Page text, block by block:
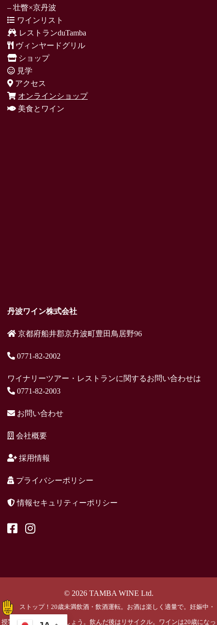
– 壮瞥×京丹波
ワインリスト
レストランduTamba
ヴィンヤードグリル
ショップ
見学
アクセス
オンラインショップ
美食とワイン
丹波ワイン株式会社
京都府船井郡京丹波町豊田鳥居野96
0771-82-2002
ワイナリーツアー・レストランに関するお問い合わせは
0771-82-2003
お問い合わせ
会社概要
採用情報
プライバシーポリシー
情報セキュリティーポリシー
© 2026 TAMBA WINE Ltd.
ストップ！20歳未満飲酒・飲酒運転。お酒は楽しく適量で。妊娠中・
授乳期の飲酒はやめましょう。飲んだ後はリサイクル。ワインは20歳になっ